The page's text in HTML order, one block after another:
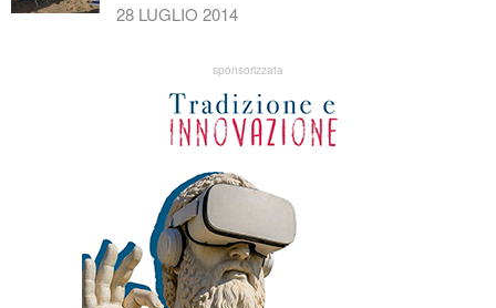
28 LUGLIO 2014
sponsorizzata